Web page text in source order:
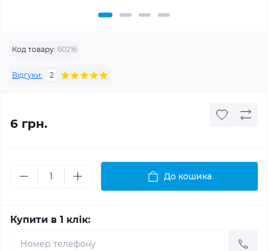
Код товару: 60216
Відгуки: 2
6 грн.
До кошика
Купити в 1 клік: